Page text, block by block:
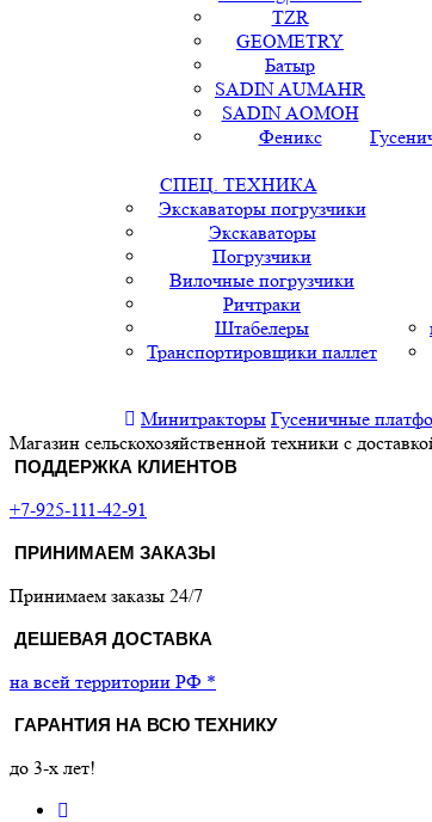
TZR
GEOMETRY
Батыр
SADIN AUMAHR
SADIN AOMOH
Феникс
СПЕЦ. ТЕХНИКА
Экскаваторы погрузчики
Экскаваторы
Погрузчики
Вилочные погрузчики
Ричтраки
Штабелеры
Транспортировщики паллет
Минитракторы Гусеничные
Магазин сельскохозяйственной техники с
ПОДДЕРЖКА КЛИЕНТОВ
+7-925-111-42-91
ПРИНИМАЕМ ЗАКАЗЫ
Принимаем заказы 24/7
ДЕШЕВАЯ ДОСТАВКА
на всей территории РФ *
ГАРАНТИЯ НА ВСЮ ТЕХНИКУ
до 3-х лет!